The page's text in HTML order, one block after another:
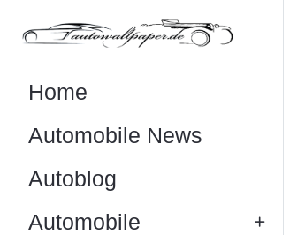
Home
Automobile News
Autoblog
Automobile